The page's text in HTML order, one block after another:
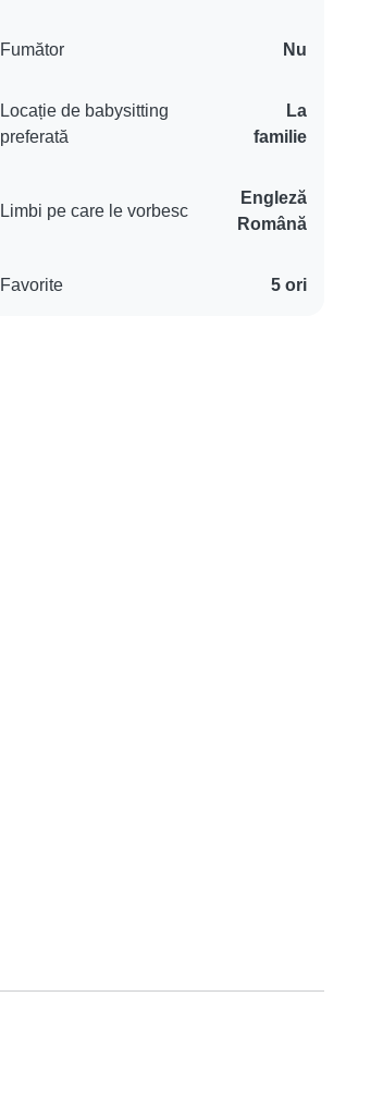
Fumător Nu
Locație de babysitting
preferată
La
familie
Limbi pe care le vorbesc
Engleză
Română
Favorite 5 ori